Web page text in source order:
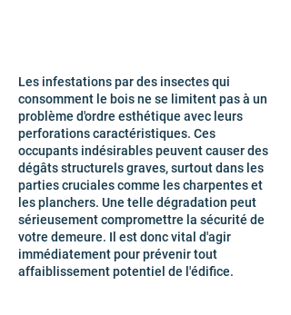
Les infestations par des insectes qui
consomment le bois ne se limitent pas à un
problème d'ordre esthétique avec leurs
perforations caractéristiques. Ces
occupants indésirables peuvent causer des
dégâts structurels graves, surtout dans les
parties cruciales comme les charpentes et
les planchers. Une telle dégradation peut
sérieusement compromettre la sécurité de
votre demeure. Il est donc vital d'agir
immédiatement pour prévenir tout
affaiblissement potentiel de l'édifice.